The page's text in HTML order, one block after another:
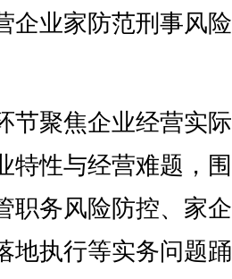
企业家防范刑事风
聚焦企业经营实际
特性与经营难题，
职务风险防控、家
地执行等实务问题